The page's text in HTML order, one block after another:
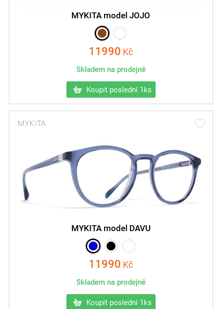
MYKITA model JOJO
11990 Kč
Skladem na prodejně
Koupit poslední 1ks
MYKITA model DAVU
11990 Kč
Skladem na prodejně
Koupit poslední 1ks